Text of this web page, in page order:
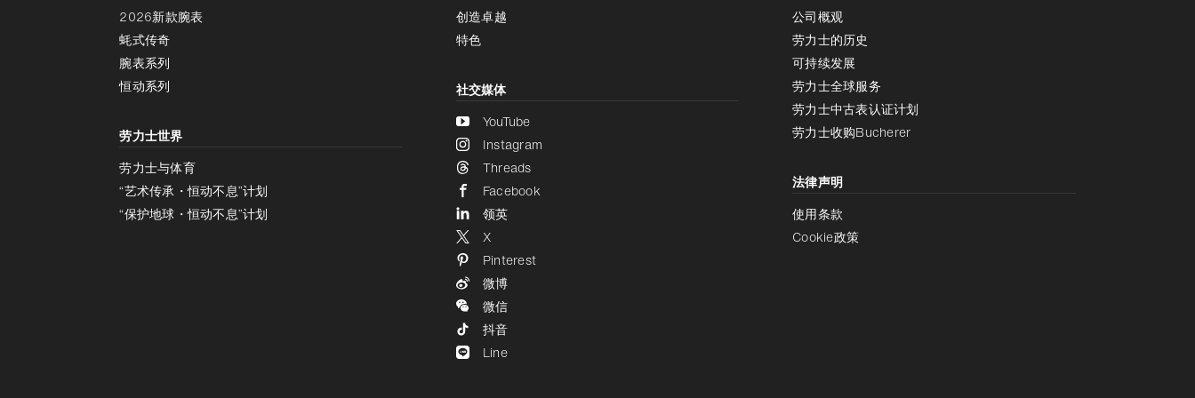
2026新款腕表
蚝式传奇
腕表系列
恒动系列
劳力士世界
劳力士与体育
“艺术传承・恒动不息”计划
“保护地球・恒动不息”计划
创造卓越
特色
社交媒体
YouTube
Instagram
Threads
Facebook
领英
X
Pinterest
微博
微信
抖音
Line
公司概观
劳力士的历史
可持续发展
劳力士全球服务
劳力士中古表认证计划
劳力士收购Bucherer
法律声明
使用条款
Cookie政策